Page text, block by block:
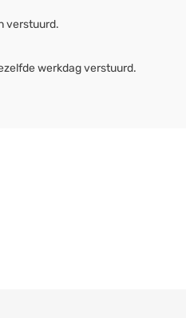
verstuurd.
werkdag verstuurd.